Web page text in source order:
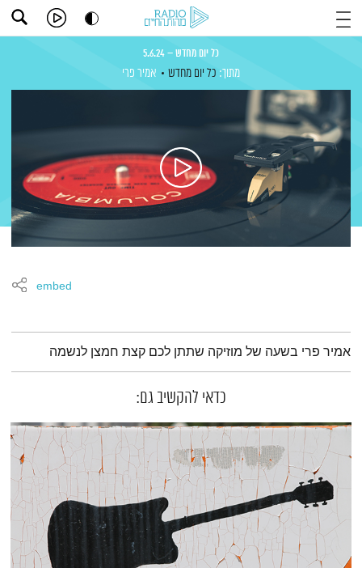
כל יום מחדש – 5.6.24
מתוך: כל יום מחדש אמיר פרי
embed
תמצית הפודקאסט
אמיר פרי בשעה של מוזיקה שתתן לכם קצת חמצן לנשמה
כדאי להקשיב גם: